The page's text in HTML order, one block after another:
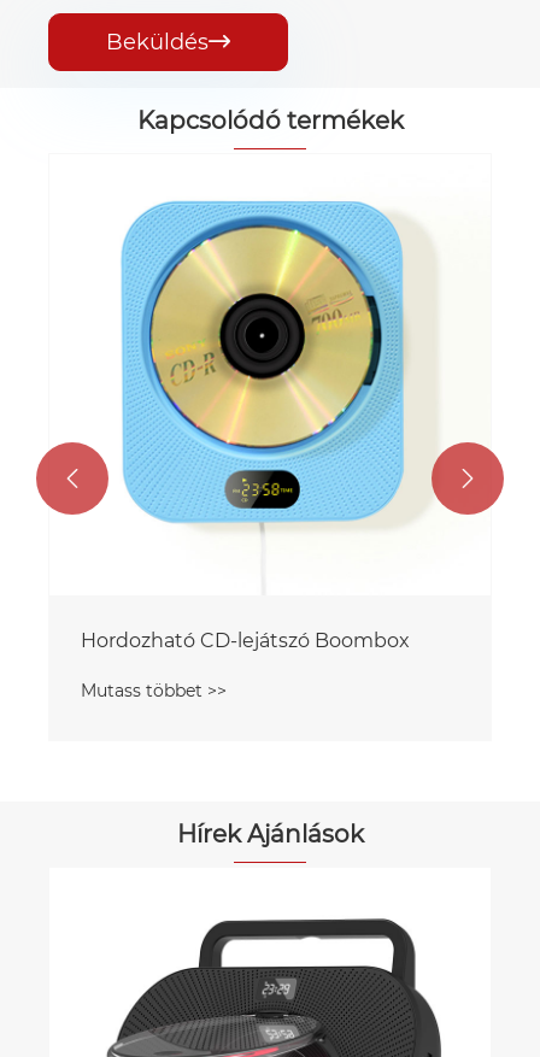
Beküldés
Kapcsolódó termékek
Hordozható CD-lejátszó Boombox
Mutass többet >>
 
Hírek Ajánlások